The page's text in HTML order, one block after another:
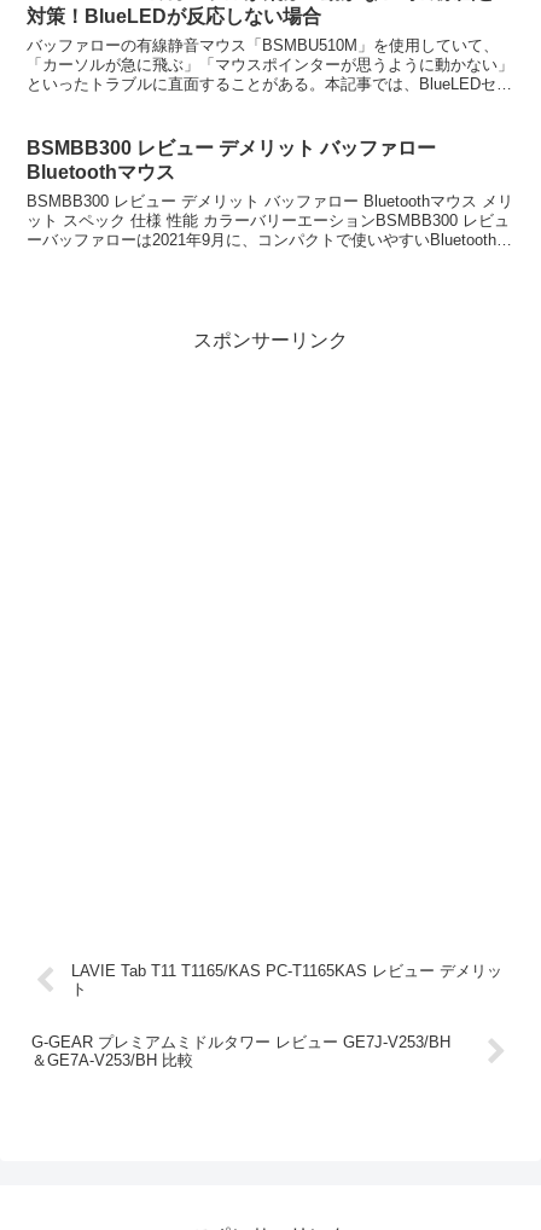
対策！BlueLEDが反応しない場合
バッファローの有線静音マウス「BSMBU510M」を使用していて、
「カーソルが急に飛ぶ」「マウスポインターが思うように動かない」
といったトラブルに直面することがある。本記事では、BlueLEDセン
BSMBB300 レビュー デメリット バッファロー
Bluetoothマウス
BSMBB300 レビュー デメリット バッファロー Bluetoothマウス メリ
ット スペック 仕様 性能 カラーバリーエーションBSMBB300 レビュ
ーバッファローは2021年9月に、コンパクトで使いやすいBluetooth対
スポンサーリンク
LAVIE Tab T11 T1165/KAS PC-T1165KAS レビュー デメリッ
ト
G-GEAR プレミアムミドルタワー レビュー GE7J-V253/BH
＆GE7A-V253/BH 比較